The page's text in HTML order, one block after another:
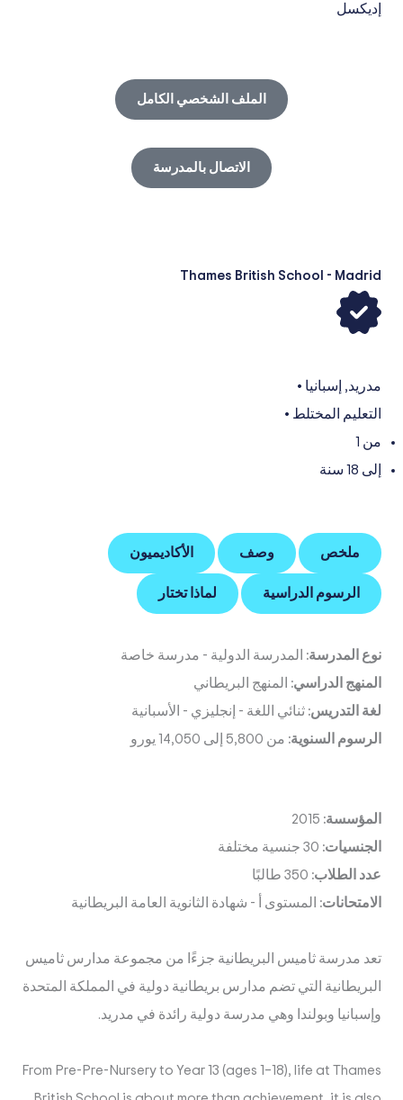
إديكسل
الملف الشخصي الكامل
الاتصال بالمدرسة
Thames British School - Madrid
مدريد, إسبانيا •
التعليم المختلط •
من 1
إلى 18 سنة
ملخص وصف الأكاديميون
الرسوم الدراسية لماذا تختار
نوع المدرسة: المدرسة الدولية - مدرسة خاصة
المنهج الدراسي: المنهج البريطاني
لغة التدريس: ثنائي اللغة - إنجليزي - الأسبانية
الرسوم السنوية: من 5,800 إلى 14,050 يورو
المؤسسة: 2015
الجنسيات: 30 جنسية مختلفة
عدد الطلاب: 350 طالبًا
الامتحانات: المستوى أ - شهادة الثانوية العامة البريطانية
تعد مدرسة ثاميس البريطانية جزءًا من مجموعة مدارس ثاميس
البريطانية التي تضم مدارس بريطانية دولية في المملكة المتحدة
وإسبانيا وبولندا وهي مدرسة دولية رائدة في مدريد.
From Pre-Pre-Nursery to Year 13 (ages 1–18), life at Thames